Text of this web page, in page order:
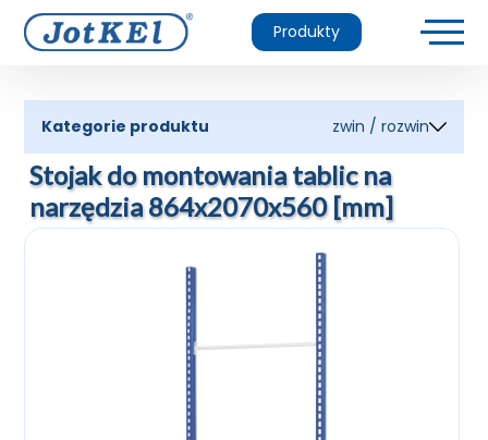
Produkty
Kategorie produktu zwin / rozwin
Stojak do montowania tablic na
narzędzia 864x2070x560 [mm]